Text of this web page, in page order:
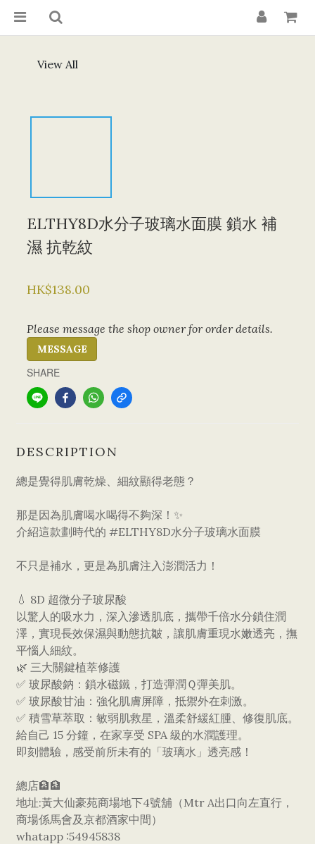
View All
ELTHY8D水分子玻璃水面膜 鎖水 補
濕 抗乾紋
HK$138.00
Please message the shop owner for order details.
MESSAGE
SHARE
DESCRIPTION
總是覺得肌膚乾燥、細紋顯得老態？
那是因為肌膚喝水喝得不夠深！✨
​介紹這款劃時代的 #ELTHY8D水分子玻璃水面膜
不只是補水，更是為肌膚注入澎潤活力！
​💧 8D 超微分子玻尿酸
以驚人的吸水力，深入滲透肌底，攜帶千倍水分鎖住潤
澤，實現長效保濕與動態抗皺，讓肌膚重現水嫩透亮，撫
平惱人細紋。
​🌿 三大關鍵植萃修護
✅ 玻尿酸鈉：鎖水磁鐵，打造彈潤Ｑ彈美肌。
✅ 玻尿酸甘油：強化肌膚屏障，抵禦外在刺激。
✅ 積雪草萃取：敏弱肌救星，溫柔舒緩紅腫、修復肌底。
​給自己 15 分鐘，在家享受 SPA 級的水潤護理。
即刻體驗，感受前所未有的「玻璃水」透亮感！
總店🏦🏦
地址:黃大仙豪苑商場地下4號舖（Mtr A出口向左直行，
商場係馬會及京都酒家中間）
whatapp :54945838